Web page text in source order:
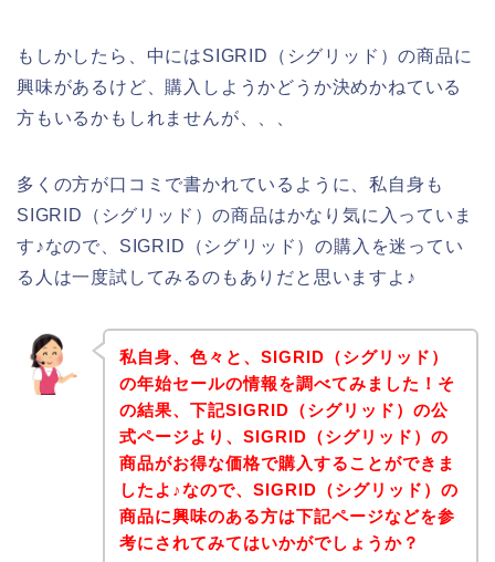
もしかしたら、中にはSIGRID（シグリッド）の商品に
興味があるけど、購入しようかどうか決めかねている
方もいるかもしれませんが、、、
多くの方が口コミで書かれているように、私自身も
SIGRID（シグリッド）の商品はかなり気に入っていま
す♪なので、SIGRID（シグリッド）の購入を迷ってい
る人は一度試してみるのもありだと思いますよ♪
私自身、色々と、SIGRID（シグリッド）
の年始セールの情報を調べてみました！そ
の結果、下記SIGRID（シグリッド）の公
式ページより、SIGRID（シグリッド）の
商品がお得な価格で購入することができま
したよ♪なので、SIGRID（シグリッド）の
商品に興味のある方は下記ページなどを参
考にされてみてはいかがでしょうか？